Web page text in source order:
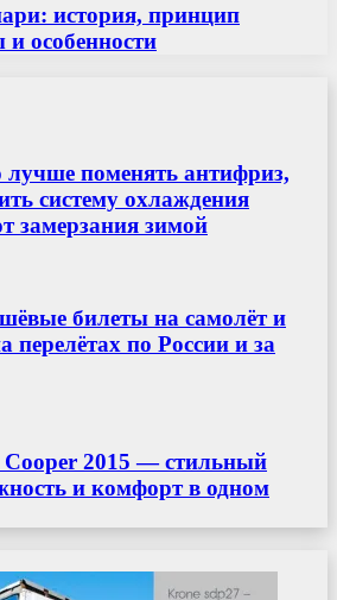
история, принцип
особенности
лучше поменять антифриз,
систему охлаждения
замерзания зимой
билеты на самолёт и
перелётах по России и за
2015 — стильный
и комфорт в одном